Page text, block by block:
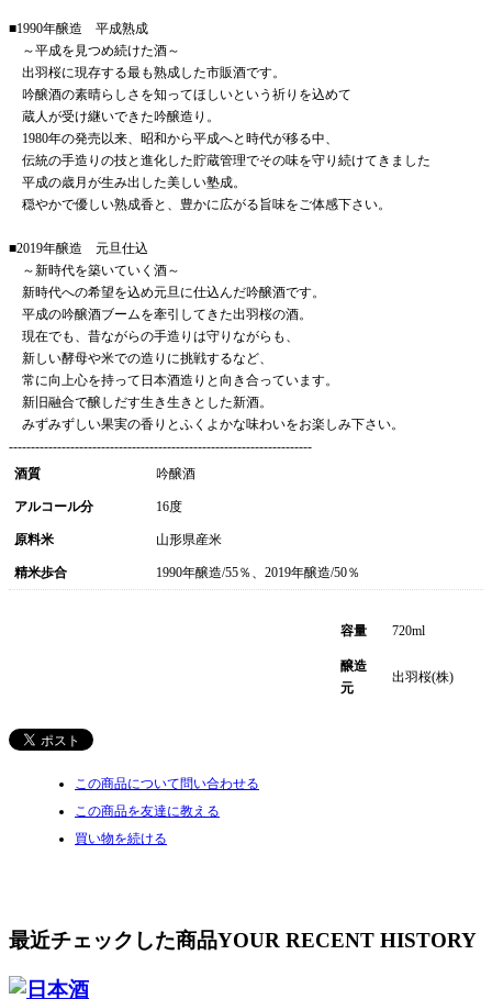
■1990年醸造 平成熟成
～平成を見つめ続けた酒～
出羽桜に現存する最も熟成した市販酒です。
吟醸酒の素晴らしさを知ってほしいという祈りを込めて
蔵人が受け継いできた吟醸造り。
1980年の発売以来、昭和から平成へと時代が移る中、
伝統の手造りの技と進化した貯蔵管理でその味を守り続けてきました
平成の歳月が生み出した美しい塾成。
穏やかで優しい熟成香と、豊かに広がる旨味をご体感下さい。
■2019年醸造 元旦仕込
～新時代を築いていく酒～
新時代への希望を込め元旦に仕込んだ吟醸酒です。
平成の吟醸酒ブームを牽引してきた出羽桜の酒。
現在でも、昔ながらの手造りは守りながらも、
新しい酵母や米での造りに挑戦するなど、
常に向上心を持って日本酒造りと向き合っています。
新旧融合で醸しだす生き生きとした新酒。
みずみずしい果実の香りとふくよかな味わいをお楽しみ下さい。
---------------------------------------------------------------------
酒質
吟醸酒
アルコール分 16度
原料米 山形県産米
精米歩合 1990年醸造/55％、2019年醸造/50％
容量 720ml
醸造
元
出羽桜(株)
この商品について問い合わせる
この商品を友達に教える
買い物を続ける
最近チェックした商品YOUR RECENT HISTORY